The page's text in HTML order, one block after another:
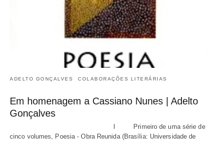
ADELTO GONÇALVES COLABORAÇÕES LITERÁRIAS
Em homenagem a Cassiano Nunes | Adelto
Gonçalves
I Primeiro de uma série de
cinco volumes, Poesia - Obra Reunida (Brasília: Universidade de